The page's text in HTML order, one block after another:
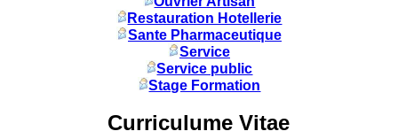
Restauration Hotellerie
Sante Pharmaceutique
Service
Service public
Stage Formation
Curriculume Vitae